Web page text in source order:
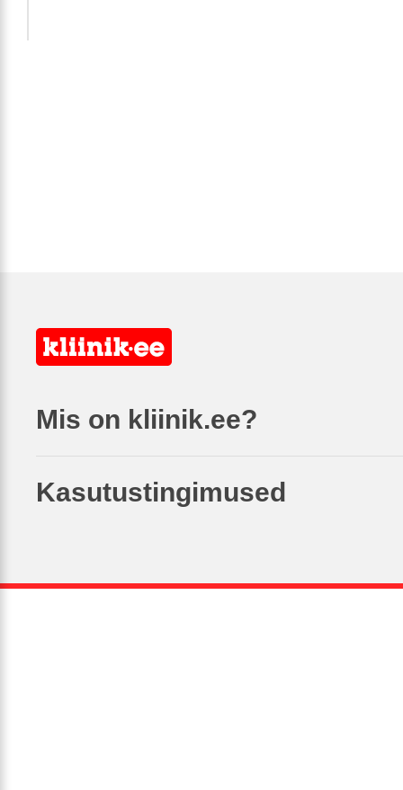
Mis on kliinik.ee?
Kasutustingimused